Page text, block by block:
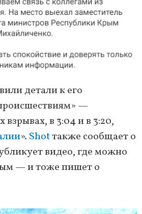
детали к его
—
взрывах, в 3:04 и в 3:20,
». Shotтакже сообщает о
видео, где можно
— и тоже пишет о